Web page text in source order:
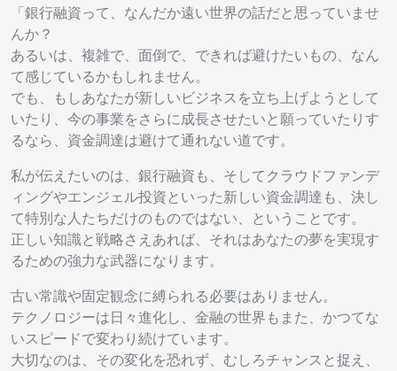
「銀行融資って、なんだか遠い世界の話だと思っていませ
んか？
あるいは、複雑で、面倒で、できれば避けたいもの、なん
て感じているかもしれません。
でも、もしあなたが新しいビジネスを立ち上げようとして
いたり、今の事業をさらに成長させたいと願っていたりす
るなら、資金調達は避けて通れない道です。
私が伝えたいのは、銀行融資も、そしてクラウドファンデ
ィングやエンジェル投資といった新しい資金調達も、決し
て特別な人たちだけのものではない、ということです。
正しい知識と戦略さえあれば、それはあなたの夢を実現す
るための強力な武器になります。
古い常識や固定観念に縛られる必要はありません。
テクノロジーは日々進化し、金融の世界もまた、かつてな
いスピードで変わり続けています。
大切なのは、その変化を恐れず、むしろチャンスと捉え、